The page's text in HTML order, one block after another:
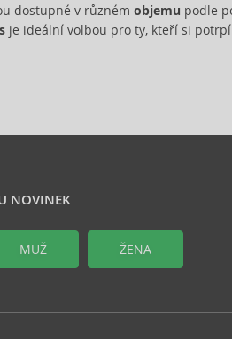
dostupné v různém objemu podle
je ideální volbou pro ty, kteří si
NOVINEK
MUŽ ŽENA